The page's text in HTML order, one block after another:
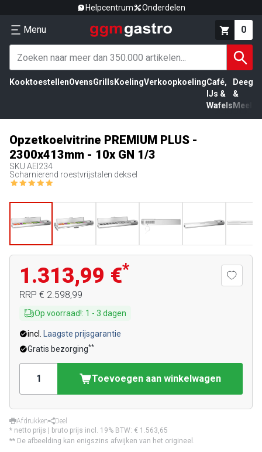
Helpcentrum Onderdelen
Menu 0
KooktoestellenOvensGrills KoelingVerkoopkoelingCafé,
IJs &
Wafels
Deeg
&
Meel
Opzetkoelvitrine PREMIUM PLUS -
2300x413mm - 10x GN 1/3
SKU AEI234
Scharnierend roestvrijstalen deksel
1.313,99 €*
RRP € 2.598,99
Op voorraad!: 1 - 3 dagen
incl.
Laagste prijsgarantie
Gratis bezorging**
Toevoegen aan winkelwagen
Afdrukken
Deel
* netto prijs | bruto prijs incl. 19% BTW: € 1.563,65
** De afbeelding kan enigszins afwijken van het origineel.